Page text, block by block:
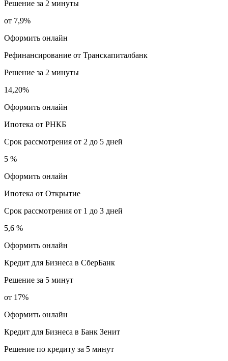
Решение за 2 минуты
от 7,9%
Оформить онлайн
Рефинансирование от Транскапиталбанк
Решение за 2 минуты
14,20%
Оформить онлайн
Ипотека от РНКБ
Срок рассмотрения от 2 до 5 дней
5 %
Оформить онлайн
Ипотека от Открытие
Срок рассмотрения от 1 до 3 дней
5,6 %
Оформить онлайн
Кредит для Бизнеса в СберБанк
Решение за 5 минут
от 17%
Оформить онлайн
Кредит для Бизнеса в Банк Зенит
Решение по кредиту за 5 минут